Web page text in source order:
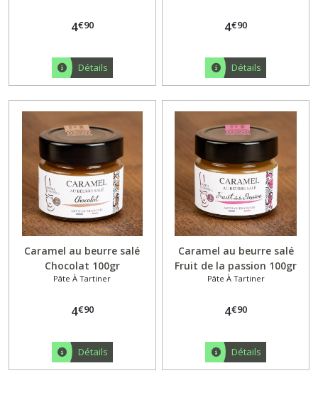
4€90
Détails
4€90
Détails
Caramel au beurre salé
Chocolat 100gr
Pâte À Tartiner
4€90
Détails
Caramel au beurre salé
Fruit de la passion 100gr
Pâte À Tartiner
4€90
Détails